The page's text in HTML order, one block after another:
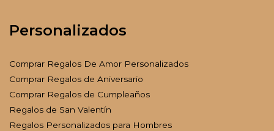
Personalizados
Comprar Regalos De Amor Personalizados
Comprar Regalos de Aniversario
Comprar Regalos de Cumpleaños
Regalos de San Valentín
Regalos Personalizados para Hombres